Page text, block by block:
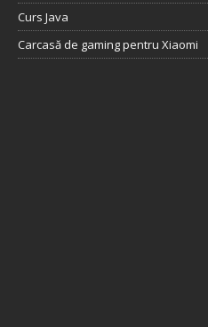
Curs Java
Carcasă de gaming pentru Xiaomi